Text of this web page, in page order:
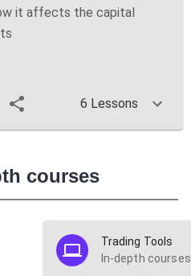
it affects the capital
6 Lessons
courses
Trading Tools
In-depth courses